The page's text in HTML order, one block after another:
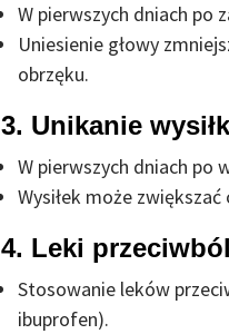
W pierwszych dniach po
Uniesienie głowy
obrzęku.
3. Unikanie
W pierwszych dniach po
Wysiłek może
4. Leki
Stosowanie leków
ibuprofen).